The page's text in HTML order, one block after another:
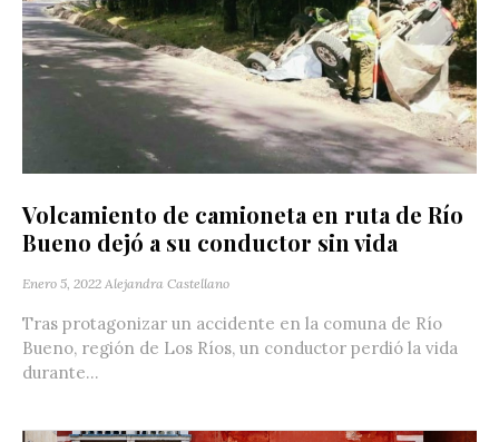
Volcamiento de camioneta en ruta de Río
Bueno dejó a su conductor sin vida
Enero 5, 2022 Alejandra Castellano
Tras protagonizar un accidente en la comuna de Río
Bueno, región de Los Ríos, un conductor perdió la vida
durante...